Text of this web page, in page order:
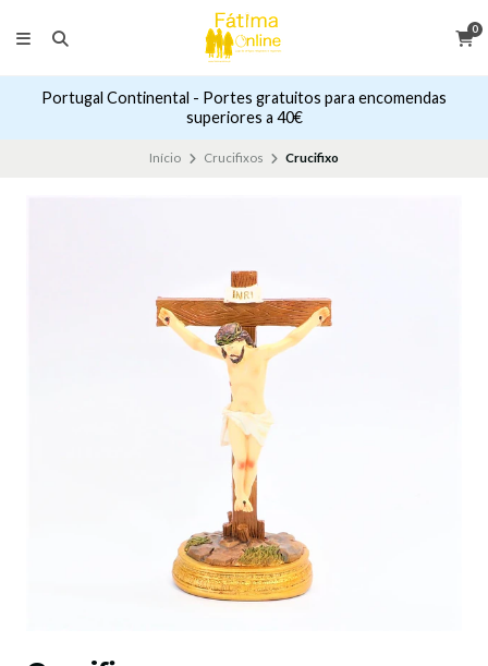
0
Portugal Continental - Portes gratuitos para encomendas
superiores a 40€
Início Crucifixos Crucifixo